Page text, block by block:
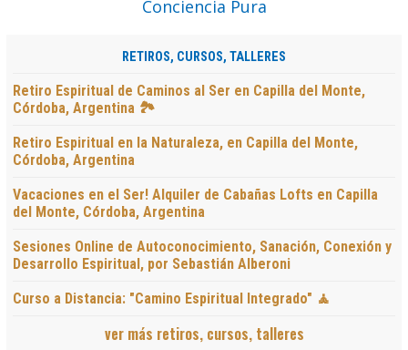
RETIROS, CURSOS, TALLERES
Retiro Espiritual de Caminos al Ser en Capilla del Monte,
Córdoba, Argentina 🏞️
Retiro Espiritual en la Naturaleza, en Capilla del Monte,
Córdoba, Argentina
Vacaciones en el Ser! Alquiler de Cabañas Lofts en Capilla
del Monte, Córdoba, Argentina
Sesiones Online de Autoconocimiento, Sanación, Conexión y
Desarrollo Espiritual, por Sebastián Alberoni
Curso a Distancia: "Camino Espiritual Integrado" 🧘
ver más retiros, cursos, talleres